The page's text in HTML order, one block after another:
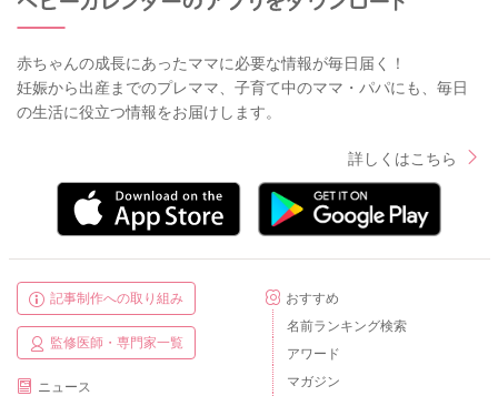
赤ちゃんの成長にあったママに必要な情報が毎日届く！
妊娠から出産までのプレママ、子育て中のママ・パパにも、毎日
の生活に役立つ情報をお届けします。
詳しくはこちら
記事制作への取り組み
監修医師・専門家一覧
ニュース
おすすめ
名前ランキング検索
アワード
マガジン